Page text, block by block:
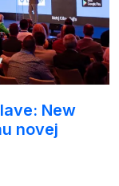
New
novej